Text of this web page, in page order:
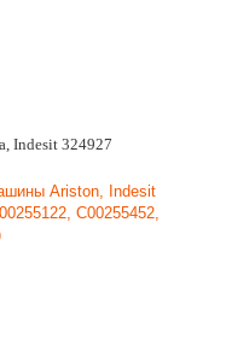
Indesit 324927